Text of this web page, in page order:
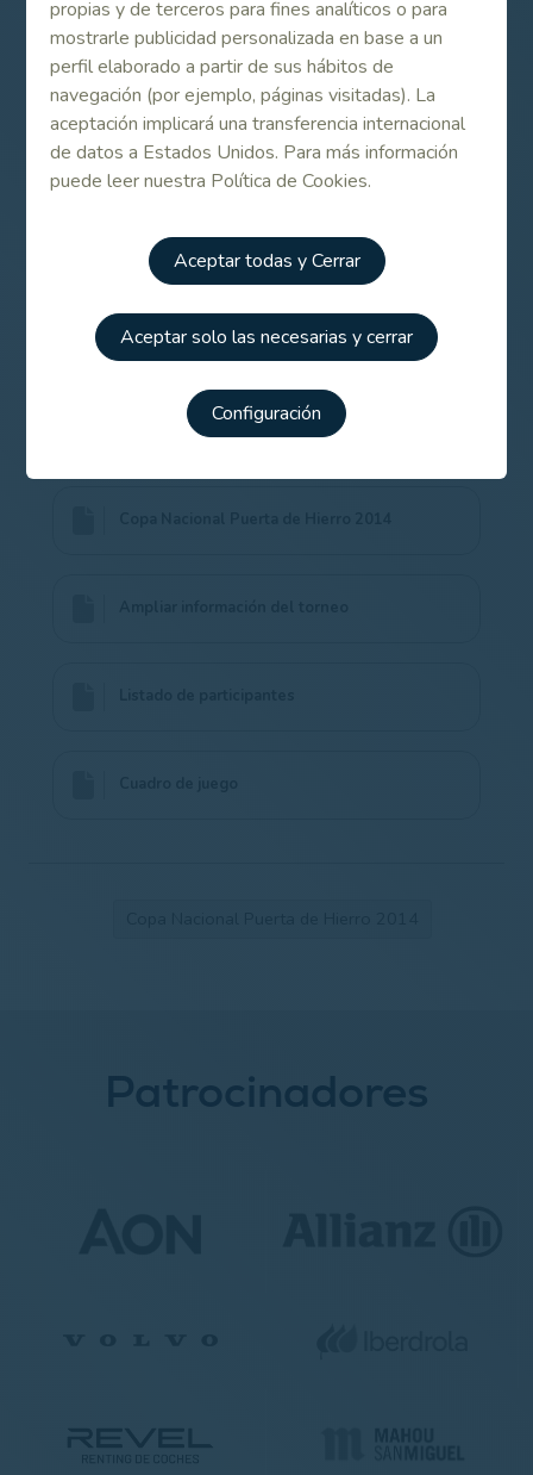
propias y de terceros para fines analíticos o para
mostrarle publicidad personalizada en base a un
perfil elaborado a partir de sus hábitos de
navegación (por ejemplo, páginas visitadas). La
aceptación implicará una transferencia internacional
de datos a Estados Unidos. Para más información
puede leer nuestra Política de Cookies.
Aceptar todas y Cerrar
Aceptar solo las necesarias y cerrar
Configuración
en los últimos nueve hoyos.
En la lista de ganadores del torneo figuran, además,
nombres como los de José María Olazábal, Jesús María
Arruti, Ignacio Garrido, Francisco Valera, Sergio García,
Alejandro Cañizares, Pablo Martín o Rafael Cabrera-
Bello.
Enlaces Relacionados.
Contenido Relacionado
Listado de participantes en la Copa Nacional
Puerta de Hierro 2014
Patrocinadores